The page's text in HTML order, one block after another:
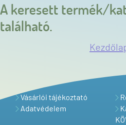
A keresett termék/
található.
Vásárlói tájékoztató
Adatvédelem